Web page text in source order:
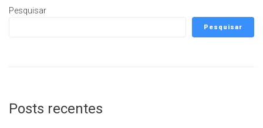
Pesquisar
Pesquisar
Posts recentes